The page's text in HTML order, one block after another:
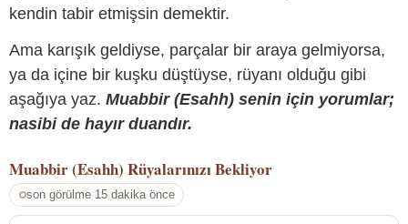
kendin tabir etmişsin demektir.
Ama karışık geldiyse, parçalar bir araya gelmiyorsa,
ya da içine bir kuşku düştüyse, rüyanı olduğu gibi
aşağıya yaz. Muabbir (Esahh) senin için yorumlar;
nasibi de hayır duandır.
Muabbir (Esahh) Rüyalarınızı Bekliyor
son görülme 15 dakika önce